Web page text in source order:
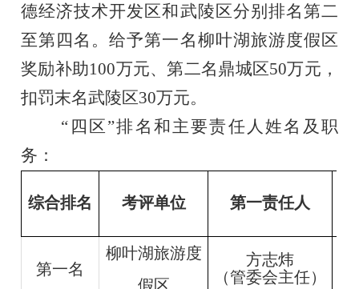
德经济技术开发区和武陵区分别排名第二
至第四名 。给予第一名柳叶湖旅游度假区
奖励补助100万元、第二名鼎城区50万元，
扣罚末名武陵区30万元。
“四区”排名和 主要责任人姓名及职
务：
综合排名 考评单位 第一责任人
第一名
柳叶湖旅游度
假区
方志炜
（管委会主任）